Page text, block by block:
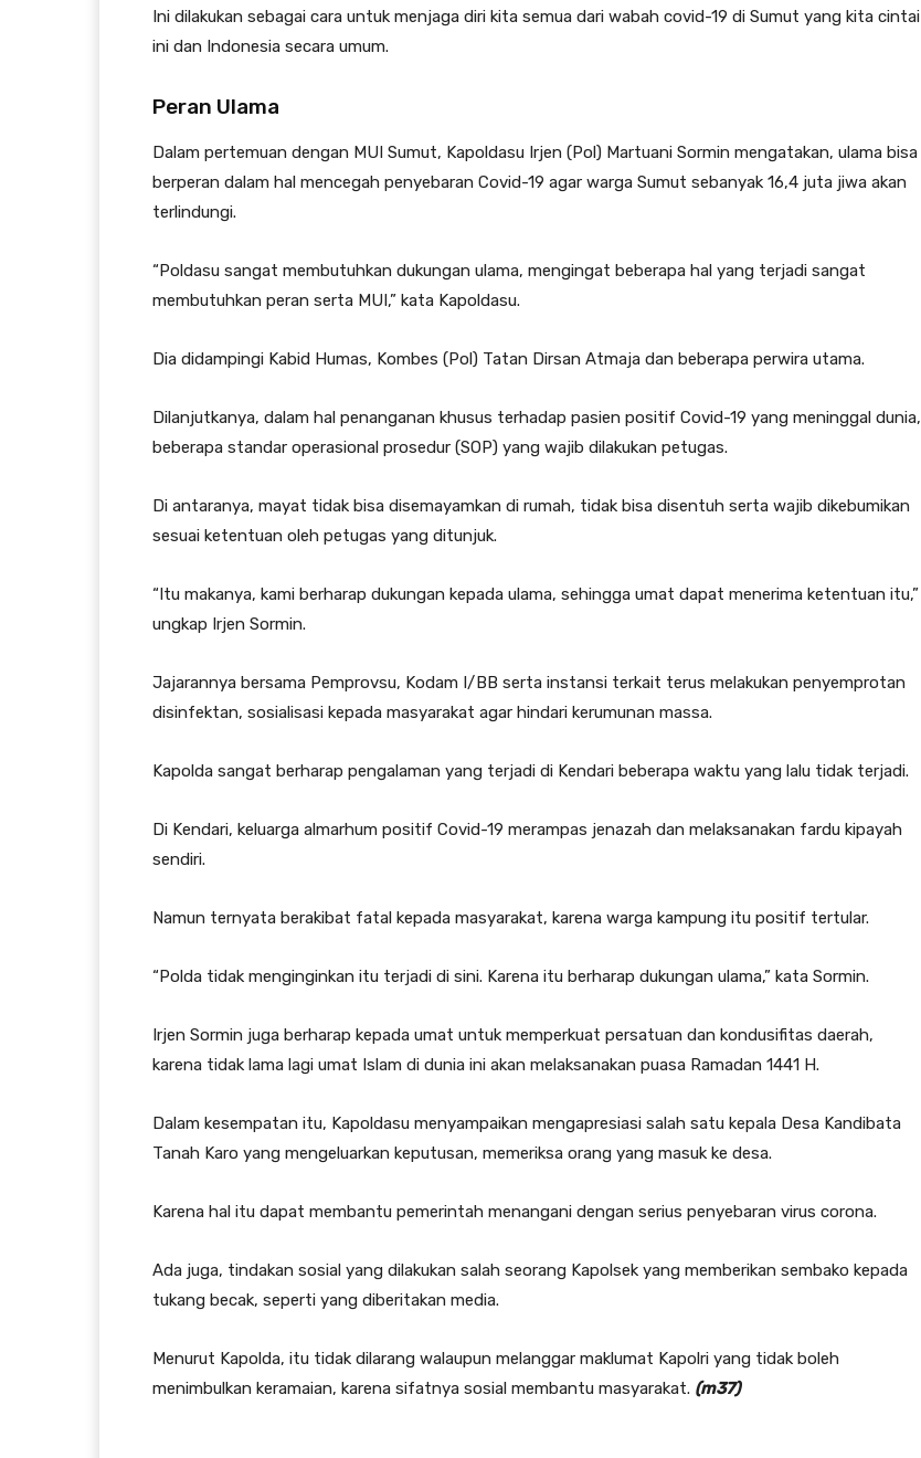
Ini dilakukan sebagai cara untuk menjaga diri kita semua dari wabah covid-19 di Sumut yang kita cintai
ini dan Indonesia secara umum.
Peran Ulama
Dalam pertemuan dengan MUI Sumut, Kapoldasu Irjen (Pol) Martuani Sormin mengatakan, ulama bisa
berperan dalam hal mencegah penyebaran Covid-19 agar warga Sumut sebanyak 16,4 juta jiwa akan
terlindungi.
“Poldasu sangat membutuhkan dukungan ulama, mengingat beberapa hal yang terjadi sangat
membutuhkan peran serta MUI,” kata Kapoldasu.
Dia didampingi Kabid Humas, Kombes (Pol) Tatan Dirsan Atmaja dan beberapa perwira utama.
Dilanjutkanya, dalam hal penanganan khusus terhadap pasien positif Covid-19 yang meninggal dunia,
beberapa standar operasional prosedur (SOP) yang wajib dilakukan petugas.
Di antaranya, mayat tidak bisa disemayamkan di rumah, tidak bisa disentuh serta wajib dikebumikan
sesuai ketentuan oleh petugas yang ditunjuk.
“Itu makanya, kami berharap dukungan kepada ulama, sehingga umat dapat menerima ketentuan itu,”
ungkap Irjen Sormin.
Jajarannya bersama Pemprovsu, Kodam I/BB serta instansi terkait terus melakukan penyemprotan
disinfektan, sosialisasi kepada masyarakat agar hindari kerumunan massa.
Kapolda sangat berharap pengalaman yang terjadi di Kendari beberapa waktu yang lalu tidak terjadi.
Di Kendari, keluarga almarhum positif Covid-19 merampas jenazah dan melaksanakan fardu kipayah
sendiri.
Namun ternyata berakibat fatal kepada masyarakat, karena warga kampung itu positif tertular.
“Polda tidak menginginkan itu terjadi di sini. Karena itu berharap dukungan ulama,” kata Sormin.
Irjen Sormin juga berharap kepada umat untuk memperkuat persatuan dan kondusifitas daerah,
karena tidak lama lagi umat Islam di dunia ini akan melaksanakan puasa Ramadan 1441 H.
Dalam kesempatan itu, Kapoldasu menyampaikan mengapresiasi salah satu kepala Desa Kandibata
Tanah Karo yang mengeluarkan keputusan, memeriksa orang yang masuk ke desa.
Karena hal itu dapat membantu pemerintah menangani dengan serius penyebaran virus corona.
Ada juga, tindakan sosial yang dilakukan salah seorang Kapolsek yang memberikan sembako kepada
tukang becak, seperti yang diberitakan media.
Menurut Kapolda, itu tidak dilarang walaupun melanggar maklumat Kapolri yang tidak boleh
menimbulkan keramaian, karena sifatnya sosial membantu masyarakat. (m37)